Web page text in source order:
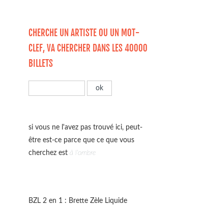
CHERCHE UN ARTISTE OU UN MOT-
CLEF, VA CHERCHER DANS LES 40000
BILLETS
si vous ne l'avez pas trouvé ici, peut-
être est-ce parce que ce que vous
cherchez està l'ombre
BZL 2 en 1 : Brette Zèle Liquide